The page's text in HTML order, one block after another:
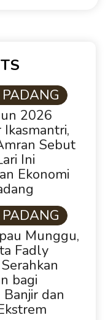
PADANG
2026
Sebut
Ini
Ekonomi
PADANG
Munggu,
Fadly
bagi
dan